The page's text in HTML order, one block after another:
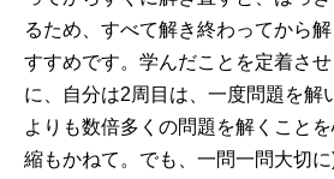
るため、すべて解き終わってから
すすめです。学んだことを定着さ
に、自分は2周目は、一度問題を解
よりも数倍多くの問題を解くこと
縮もかねて。でも、一問一問大切に)